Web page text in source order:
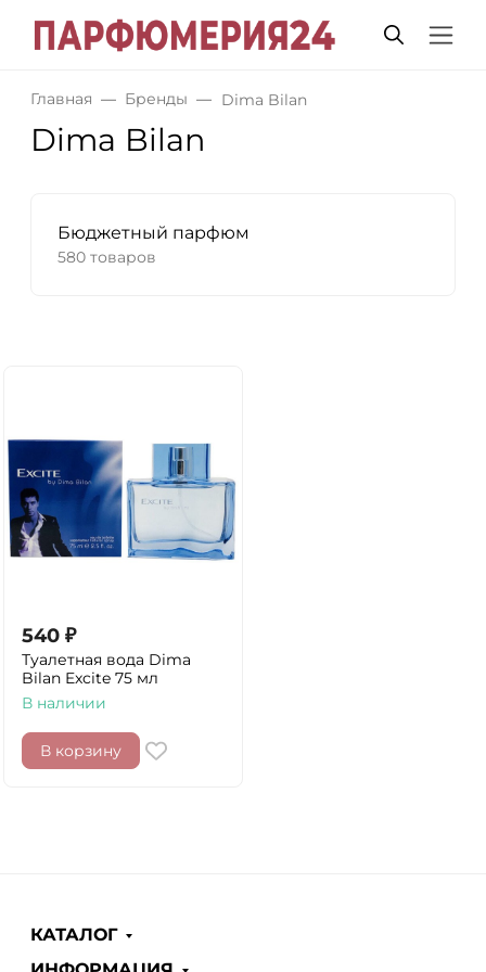
Главная Бренды Dima Bilan
Dima Bilan
Бюджетный парфюм
580 товаров
540 ₽
Туалетная вода Dima
Bilan Excite 75 мл
В наличии
В корзину
КАТАЛОГ